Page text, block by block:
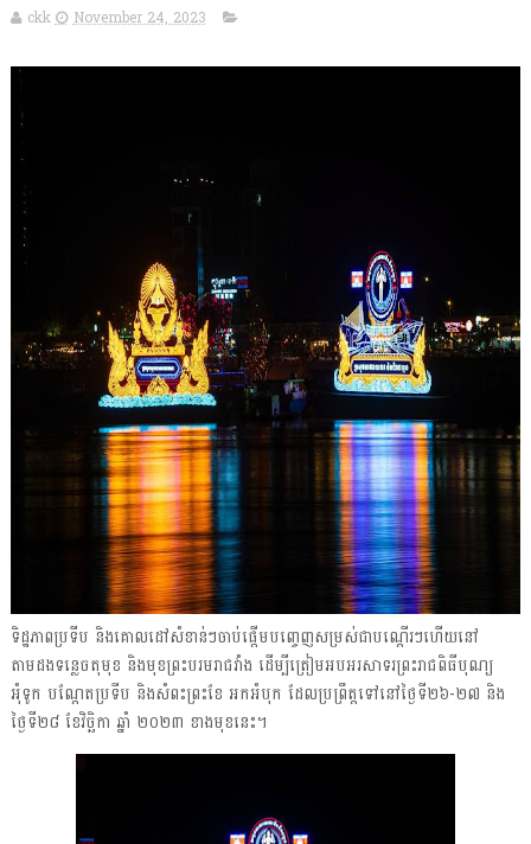
ckk November 24, 2023
ទិដ្ឋភាពប្រទីប និងគោលដៅសំខាន់ៗចាប់ផ្ដើមបញ្ចេញសម្រស់ជាបណ្ដើរៗហើយនៅ
តាមដងទន្លេចតុមុខ និងមុខព្រះបរមរាជវាំង ដើម្បីត្រៀមអបអរសាទរព្រះរាជពិធីបុណ្យ
អុំទូក បណ្តែតប្រទីប និងសំពះព្រះខែ អកអំបុក ដែលប្រព្រឹត្តទៅនៅថ្ងៃទី២៦-២៧ និង
ថ្ងៃទី២៨ ខែវិច្ឆិកា ឆ្នាំ ២០២៣ ខាងមុខនេះ។